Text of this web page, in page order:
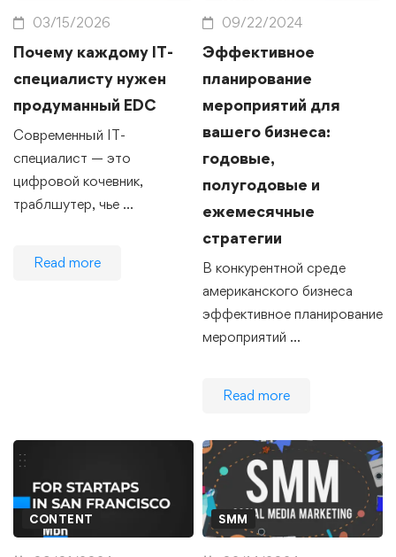
03/15/2026
Почему каждому IT-
специалисту нужен
продуманный EDC
Современный IT-
специалист — это
цифровой кочевник,
траблшутер, чье …
Read more
09/22/2024
Эффективное
планирование
мероприятий для
вашего бизнеса:
годовые,
полугодовые и
ежемесячные
стратегии
В конкурентной среде
американского бизнеса
эффективное планирование
мероприятий …
Read more
CONTENT SMM